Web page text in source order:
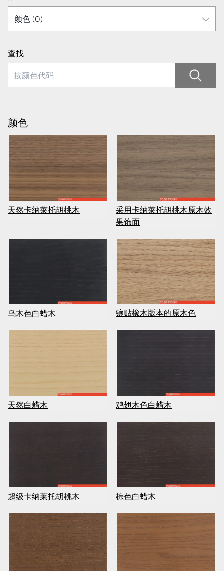
查找
颜色
天然卡纳莱托胡桃木
采用卡纳莱托胡桃木原木效
果饰面
乌木色白蜡木 镶贴橡木版本的原木色
天然白蜡木 鸡翅木色白蜡木
超级卡纳莱托胡桃木 棕色白蜡木